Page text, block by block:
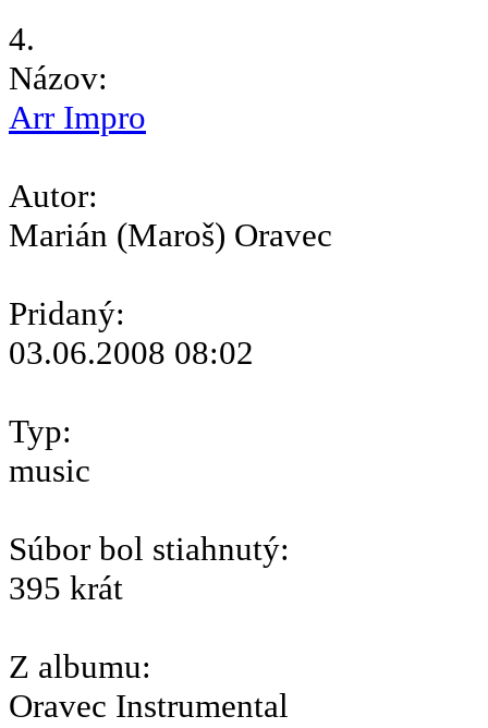
4.
Názov:
Arr Impro
Autor:
Marián (Maroš) Oravec
Pridaný:
03.06.2008 08:02
Typ:
music
Súbor bol stiahnutý:
395 krát
Z albumu:
Oravec Instrumental